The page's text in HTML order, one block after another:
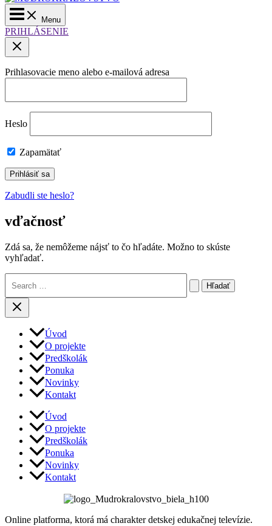
Main
Menu
Menu
PRIHLÁSENIE
Prihlasovacie meno alebo e-mailová adresa
Heslo
Zapamätať
Zabudli ste heslo?
vďačnosť
Zdá sa, že nemôžeme nájsť to čo hľadáte. Možno to skúste
vyhľadať.
Vyhľadať:
Úvod
O projekte
Predškolák
Ponuka
Novinky
Kontakt
Úvod
O projekte
Predškolák
Ponuka
Novinky
Kontakt
Online platforma, ktorá má charakter detskej edukačnej televízie.